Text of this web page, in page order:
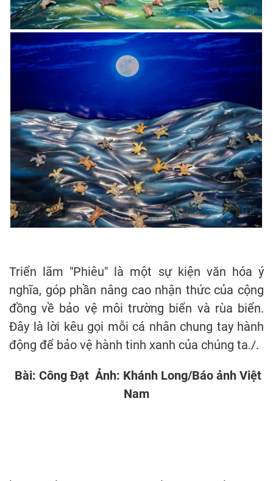
Triển lãm "Phiêu" là một sự kiện văn hóa ý
nghĩa, góp phần nâng cao nhận thức của cộng
đồng về bảo vệ môi trường biển và rùa biển.
Đây là lời kêu gọi mỗi cá nhân chung tay hành
động để bảo vệ hành tinh xanh của chúng ta./.
Bài: Công Đạt Ảnh: Khánh Long/Báo ảnh Việt
Nam